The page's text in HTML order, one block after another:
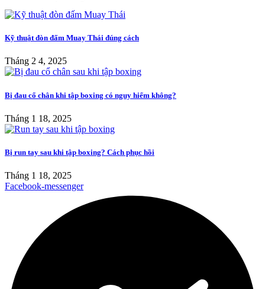
Kỹ thuật đòn đấm Muay Thái đúng cách
Tháng 2 4, 2025
Bị đau cổ chân khi tập boxing có nguy hiểm không?
Tháng 1 18, 2025
Bị run tay sau khi tập boxing? Cách phục hồi
Tháng 1 18, 2025
Facebook-messenger